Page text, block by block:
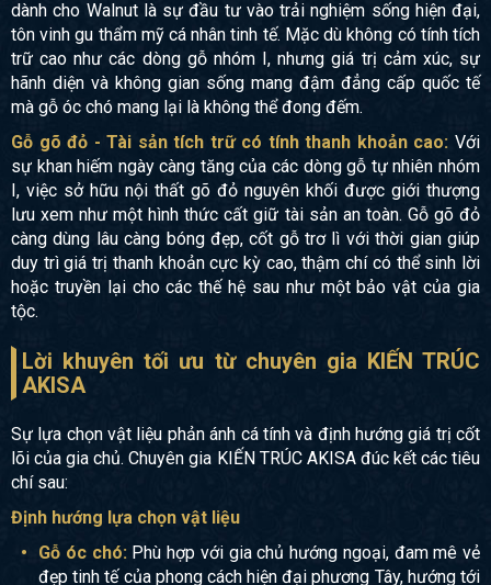
dành cho Walnut là sự đầu tư vào trải nghiệm sống hiện đại,
tôn vinh gu thẩm mỹ cá nhân tinh tế. Mặc dù không có tính tích
trữ cao như các dòng gỗ nhóm I, nhưng giá trị cảm xúc, sự
hãnh diện và không gian sống mang đậm đẳng cấp quốc tế
mà gỗ óc chó mang lại là không thể đong đếm.
Gỗ gõ đỏ - Tài sản tích trữ có tính thanh khoản cao: Với
sự khan hiếm ngày càng tăng của các dòng gỗ tự nhiên nhóm
I, việc sở hữu nội thất gõ đỏ nguyên khối được giới thượng
lưu xem như một hình thức cất giữ tài sản an toàn. Gỗ gõ đỏ
càng dùng lâu càng bóng đẹp, cốt gỗ trơ lì với thời gian giúp
duy trì giá trị thanh khoản cực kỳ cao, thậm chí có thể sinh lời
hoặc truyền lại cho các thế hệ sau như một bảo vật của gia
tộc.
Lời khuyên tối ưu từ chuyên gia KIẾN TRÚC
AKISA
Sự lựa chọn vật liệu phản ánh cá tính và định hướng giá trị cốt
lõi của gia chủ. Chuyên gia KIẾN TRÚC AKISA đúc kết các tiêu
chí sau:
Định hướng lựa chọn vật liệu
Gỗ óc chó: Phù hợp với gia chủ hướng ngoại, đam mê vẻ
đẹp tinh tế của phong cách hiện đại phương Tây, hướng tới